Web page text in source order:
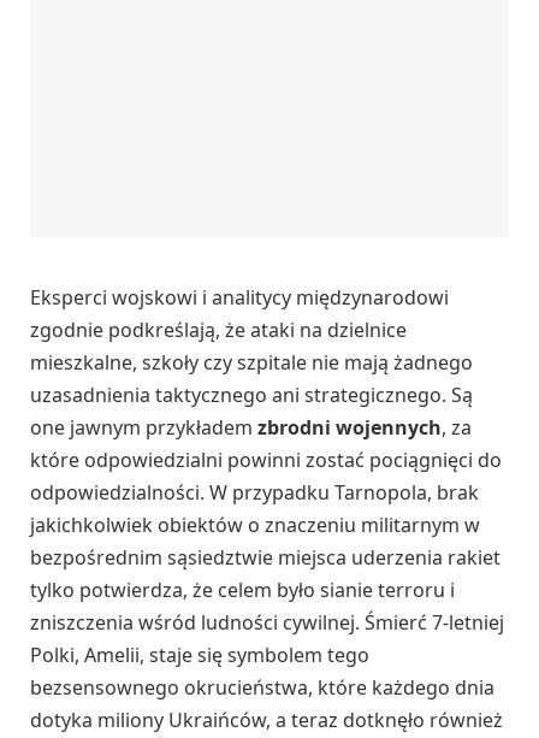
Eksperci wojskowi i analitycy międzynarodowi
zgodnie podkreślają, że ataki na dzielnice
mieszkalne, szkoły czy szpitale nie mają żadnego
uzasadnienia taktycznego ani strategicznego. Są
one jawnym przykładem zbrodni wojennych, za
które odpowiedzialni powinni zostać pociągnięci do
odpowiedzialności. W przypadku Tarnopola, brak
jakichkolwiek obiektów o znaczeniu militarnym w
bezpośrednim sąsiedztwie miejsca uderzenia rakiet
tylko potwierdza, że celem było sianie terroru i
zniszczenia wśród ludności cywilnej. Śmierć 7-letniej
Polki, Amelii, staje się symbolem tego
bezsensownego okrucieństwa, które każdego dnia
dotyka miliony Ukraińców, a teraz dotknęło również